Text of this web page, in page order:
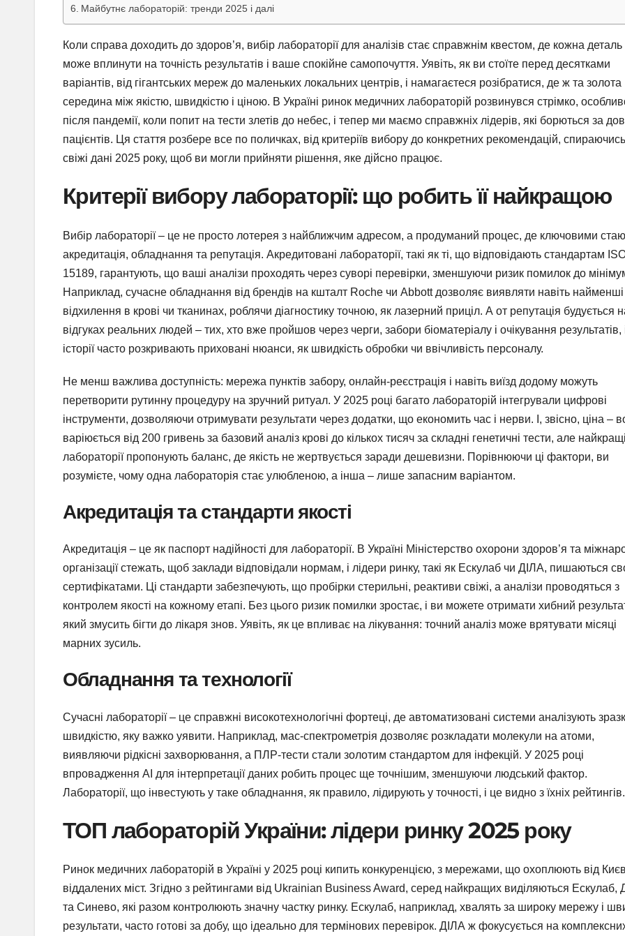
Майбутнє лабораторій: тренди 2025 і далі
Коли справа доходить до здоров’я, вибір лабораторії для аналізів стає справжнім квестом, де кожна деталь
може вплинути на точність результатів і ваше спокійне самопочуття. Уявіть, як ви стоїте перед десятками
варіантів, від гігантських мереж до маленьких локальних центрів, і намагаєтеся розібратися, де ж та золота
середина між якістю, швидкістю і ціною. В Україні ринок медичних лабораторій розвинувся стрімко,
після пандемії, коли попит на тести злетів до небес, і тепер ми маємо справжніх лідерів, які борються за
пацієнтів. Ця стаття розбере все по поличках, від критеріїв вибору до конкретних рекомендацій,
свіжі дані 2025 року, щоб ви могли прийняти рішення, яке дійсно працює.
Критерії вибору лабораторії: що робить її найкращою
Вибір лабораторії – це не просто лотерея з найближчим адресом, а продуманий процес, де ключовими
акредитація, обладнання та репутація. Акредитовані лабораторії, такі як ті, що відповідають стандартам
15189, гарантують, що ваші аналізи проходять через суворі перевірки, зменшуючи ризик помилок до
Наприклад, сучасне обладнання від брендів на кшталт Roche чи Abbott дозволяє виявляти навіть найменші
відхилення в крові чи тканинах, роблячи діагностику точною, як лазерний приціл. А от репутація будується
відгуках реальних людей – тих, хто вже пройшов через черги, забори біоматеріалу і очікування результатів, і
історії часто розкривають приховані нюанси, як швидкість обробки чи ввічливість персоналу.
Не менш важлива доступність: мережа пунктів забору, онлайн-реєстрація і навіть виїзд додому можуть
перетворити рутинну процедуру на зручний ритуал. У 2025 році багато лабораторій інтегрували цифрові
інструменти, дозволяючи отримувати результати через додатки, що економить час і нерви. І, звісно, ціна –
варіюється від 200 гривень за базовий аналіз крові до кількох тисяч за складні генетичні тести, але найкращі
лабораторії пропонують баланс, де якість не жертвується заради дешевизни. Порівнюючи ці фактори, ви
розумієте, чому одна лабораторія стає улюбленою, а інша – лише запасним варіантом.
Акредитація та стандарти якості
Акредитація – це як паспорт надійності для лабораторії. В Україні Міністерство охорони здоров’я та
організації стежать, щоб заклади відповідали нормам, і лідери ринку, такі як Ескулаб чи ДІЛА, пишаються
сертифікатами. Ці стандарти забезпечують, що пробірки стерильні, реактиви свіжі, а аналізи проводяться з
контролем якості на кожному етапі. Без цього ризик помилки зростає, і ви можете отримати хибний
який змусить бігти до лікаря знов. Уявіть, як це впливає на лікування: точний аналіз може врятувати місяці
марних зусиль.
Обладнання та технології
Сучасні лабораторії – це справжні високотехнологічні фортеці, де автоматизовані системи аналізують
швидкістю, яку важко уявити. Наприклад, мас-спектрометрія дозволяє розкладати молекули на атоми,
виявляючи рідкісні захворювання, а ПЛР-тести стали золотим стандартом для інфекцій. У 2025 році
впровадження AI для інтерпретації даних робить процес ще точнішим, зменшуючи людський фактор.
Лабораторії, що інвестують у таке обладнання, як правило, лідирують у точності, і це видно з їхніх рейтингів.
ТОП лабораторій України: лідери ринку 2025 року
Ринок медичних лабораторій в Україні у 2025 році кипить конкуренцією, з мережами, що охоплюють від
віддалених міст. Згідно з рейтингами від Ukrainian Business Award, серед найкращих виділяються Ескулаб,
та Синево, які разом контролюють значну частку ринку. Ескулаб, наприклад, хвалять за широку мережу і
результати, часто готові за добу, що ідеально для термінових перевірок. ДІЛА ж фокусується на